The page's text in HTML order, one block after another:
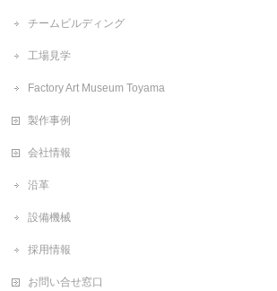
チームビルディング
工場見学
Factory Art Museum Toyama
製作事例
会社情報
沿革
設備機械
採用情報
お問い合せ窓口